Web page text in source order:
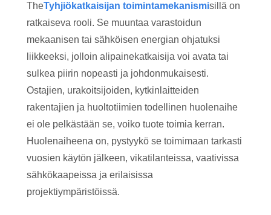
TheTyhjiökatkaisijan toimintamekanismisillä on
ratkaiseva rooli. Se muuntaa varastoidun
mekaanisen tai sähköisen energian ohjatuksi
liikkeeksi, jolloin alipainekatkaisija voi avata tai
sulkea piirin nopeasti ja johdonmukaisesti.
Ostajien, urakoitsijoiden, kytkinlaitteiden
rakentajien ja huoltotiimien todellinen huolenaihe
ei ole pelkästään se, voiko tuote toimia kerran.
Huolenaiheena on, pystyykö se toimimaan tarkasti
vuosien käytön jälkeen, vikatilanteissa, vaativissa
sähkökaapeissa ja erilaisissa
projektiympäristöissä.